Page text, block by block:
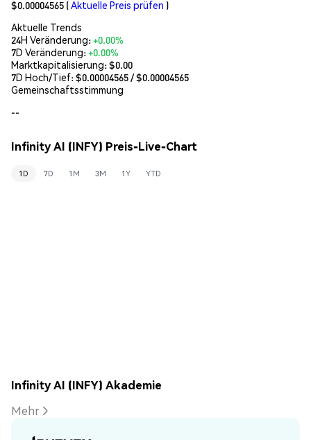
$0.00004565 (Aktuelle Preis prüfen )
Aktuelle Trends
24H Veränderung:+0.00%
7D Veränderung:+0.00%
Marktkapitalisierung:$0.00
7D Hoch/Tief: $0.00004565/ $0.00004565
Gemeinschaftsstimmung
--
Infinity AI (INFY) Preis-Live-Chart
1D 7D 1M 3M 1Y YTD
Infinity AI (INFY) Akademie
Mehr